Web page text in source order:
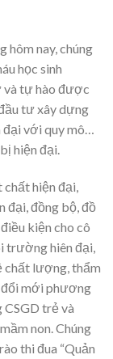
hôm nay, chúng
học sinh
và tự hào đ­ược
t­ư xây dựng
đại với quy mô…
hiện đại.
hiện đại,
đại, đồng bộ, đồ
kiện cho cô
tr­ường hiên đại,
chất l­ượng, thẩm
đổi mới ph­ương
CSGD trẻ và
non. Chúng
thi đua “Quản